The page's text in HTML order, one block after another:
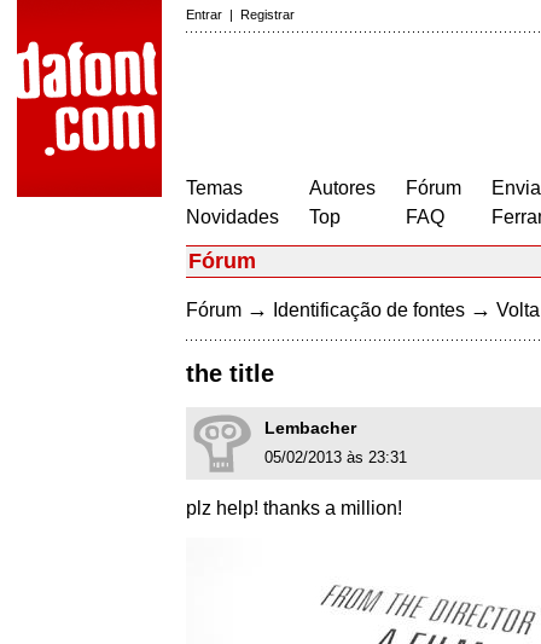
Entrar | Registrar
Temas
Novidades
Autores
Top
Fórum
FAQ
Fórum
Fórum → Identificação de fontes →
the title
Lembacher
05/02/2013 às 23:31
plz help! thanks a million!